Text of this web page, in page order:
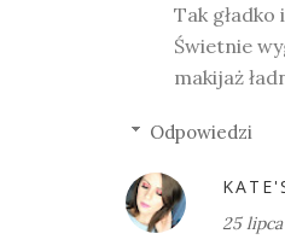
Tak
Świetnie
makijaż
Odpowiedzi
25